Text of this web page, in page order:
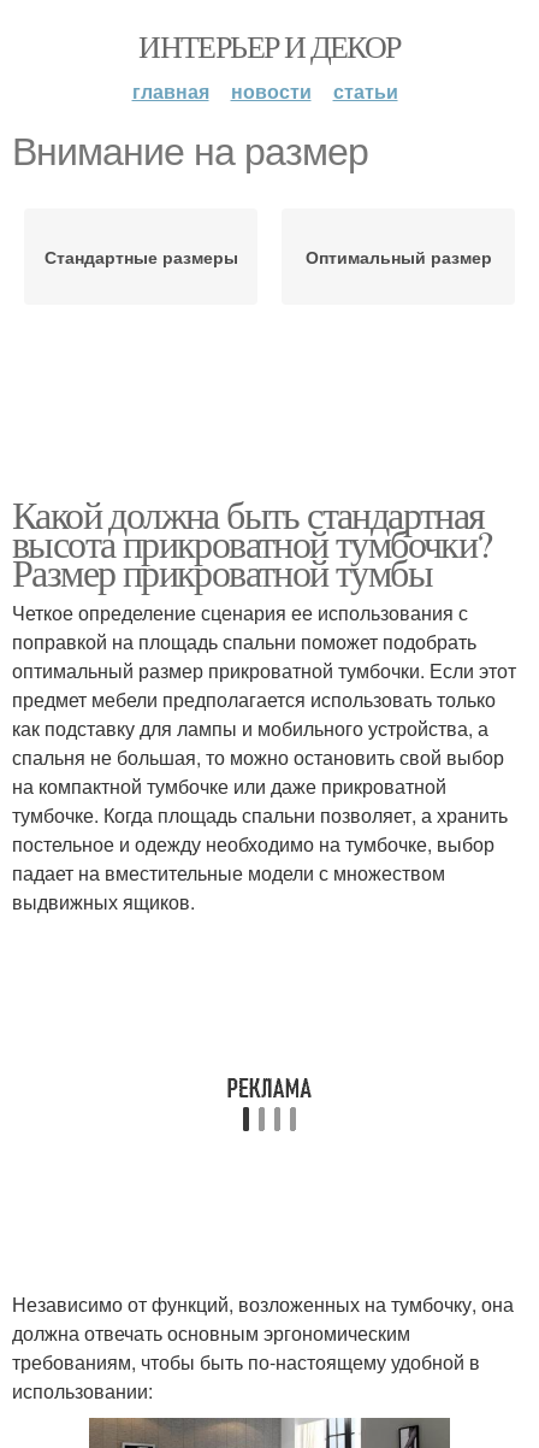
ИНТЕРЬЕР И ДЕКОР
главная новости статьи
Внимание на размер
Стандартные размеры Оптимальный размер
Какой должна быть стандартная
высота прикроватной тумбочки?
Размер прикроватной тумбы
Четкое определение сценария ее использования с
поправкой на площадь спальни поможет подобрать
оптимальный размер прикроватной тумбочки. Если этот
предмет мебели предполагается использовать только
как подставку для лампы и мобильного устройства, а
спальня не большая, то можно остановить свой выбор
на компактной тумбочке или даже прикроватной
тумбочке. Когда площадь спальни позволяет, а хранить
постельное и одежду необходимо на тумбочке, выбор
падает на вместительные модели с множеством
выдвижных ящиков.
Независимо от функций, возложенных на тумбочку, она
должна отвечать основным эргономическим
требованиям, чтобы быть по-настоящему удобной в
использовании: